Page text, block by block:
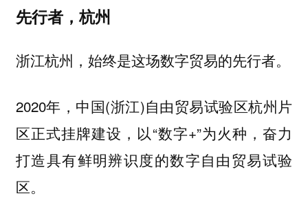
先行者，杭州
浙江杭州，始终是这场数字贸易的先行者。
2020年，中国(浙江)自由贸易试验区杭州片
区正式挂牌建设，以“数字+”为火种，奋力
打造具有鲜明辨识度的数字自由贸易试验
区。